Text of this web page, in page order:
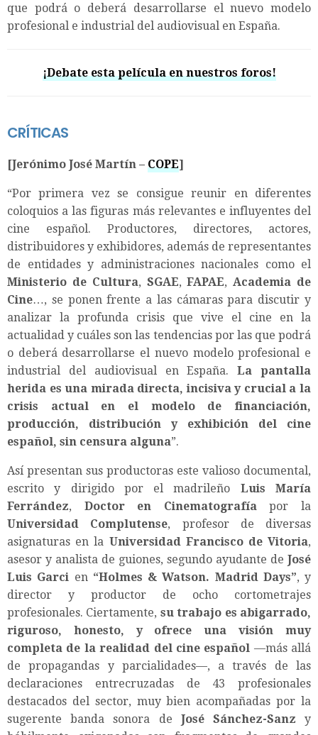
que podrá o deberá desarrollarse el nuevo modelo
profesional e industrial del audiovisual en España.
¡Debate esta película en nuestros foros!
CRÍTICAS
[Jerónimo José Martín – COPE]
“Por primera vez se consigue reunir en diferentes
coloquios a las figuras más relevantes e influyentes del
cine español. Productores, directores, actores,
distribuidores y exhibidores, además de representantes
de entidades y administraciones nacionales como el
Ministerio de Cultura, SGAE,FAPAE,Academia de
Cine…, se ponen frente a las cámaras para discutir y
analizar la profunda crisis que vive el cine en la
actualidad y cuáles son las tendencias por las que podrá
o deberá desarrollarse el nuevo modelo profesional e
industrial del audiovisual en España.La pantalla
herida es una mirada directa, incisiva y crucial a la
crisis actual en el modelo de financiación,
producción, distribución y exhibición del cine
español, sin censura alguna”.
Así presentan sus productoras este valioso documental,
escrito y dirigido por el madrileño Luis María
Ferrández, Doctor en Cinematografíapor la
Universidad Complutense, profesor de diversas
asignaturas en la Universidad Francisco de Vitoria,
asesor y analista de guiones, segundo ayudante de José
Luis Garci en “Holmes & Watson. Madrid Days”, y
director y productor de ocho cortometrajes
profesionales. Ciertamente, su trabajo es abigarrado,
riguroso, honesto, y ofrece una visión muy
completa de la realidad del cine español —más allá
de propagandas y parcialidades—, a través de las
declaraciones entrecruzadas de 43 profesionales
destacados del sector, muy bien acompañadas por la
sugerente banda sonora de José Sánchez-Sanz y